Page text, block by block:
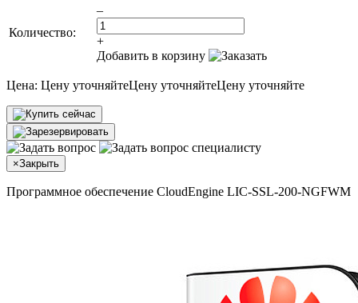
Количество:
–
+
Добавить в корзину
Цена: Цену уточняйтеЦену уточняйтеЦену уточняйте
×Закрыть
Программное обеспечение CloudEngine LIC-SSL-200-NGFWM